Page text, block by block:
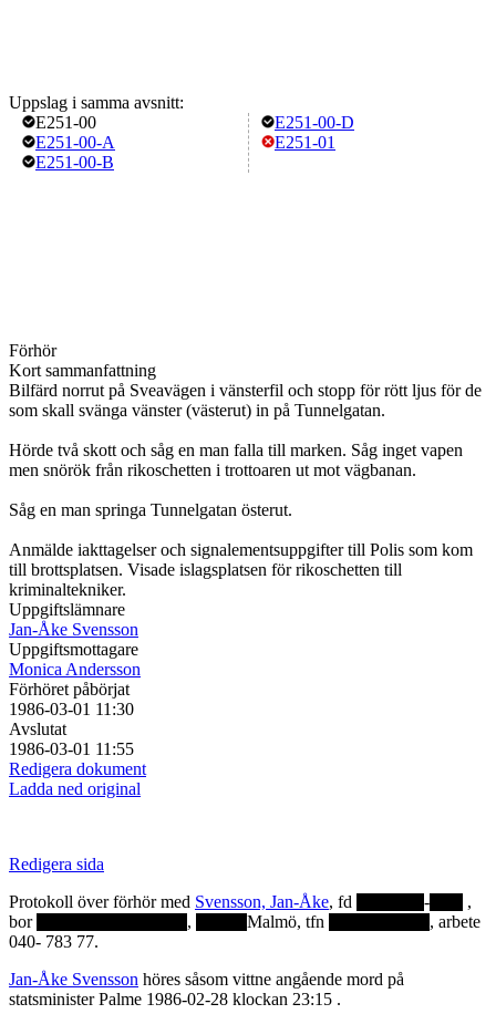
Uppslag i samma avsnitt:
E251-00
E251-00-A
E251-00-B
E251-00-D
E251-01
Förhör
Kort sammanfattning
Bilfärd norrut på Sveavägen i vänsterfil och stopp för rött ljus för de
som skall svänga vänster (västerut) in på Tunnelgatan.
Hörde två skott och såg en man falla till marken. Såg inget vapen
men snörök från rikoschetten i trottoaren ut mot vägbanan.
Såg en man springa Tunnelgatan österut.
Anmälde iakttagelser och signalementsuppgifter till Polis som kom
till brottsplatsen. Visade islagsplatsen för rikoschetten till
kriminaltekniker.
Uppgiftslämnare
Jan-Åke Svensson
Uppgiftsmottagare
Monica Andersson
Förhöret påbörjat
1986-03-01 11:30
Avslutat
1986-03-01 11:55
Redigera dokument
Ladda ned original
Redigera sida
Protokoll över förhör med Svensson, Jan-Åke, fd -
,
bor
, Malmö, tfn
, arbete
040- 783 77.
Jan-Åke Svensson höres såsom vittne angående mord på
statsminister Palme 1986-02-28 klockan 23:15 .